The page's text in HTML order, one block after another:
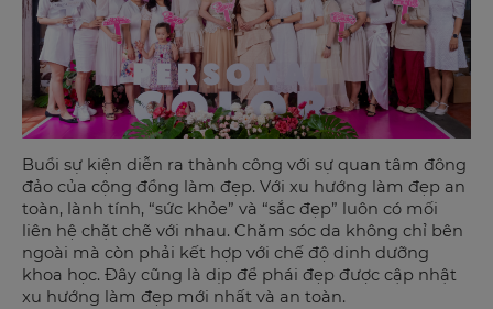
Buổi sự kiện diễn ra thành công với sự quan tâm đông
đảo của cộng đồng làm đẹp. Với xu hướng làm đẹp an
toàn, lành tính, “sức khỏe” và “sắc đẹp” luôn có mối
liên hệ chặt chẽ với nhau. Chăm sóc da không chỉ bên
ngoài mà còn phải kết hợp với chế độ dinh dưỡng
khoa học. Đây cũng là dịp để phái đẹp được cập nhật
xu hướng làm đẹp mới nhất và an toàn.